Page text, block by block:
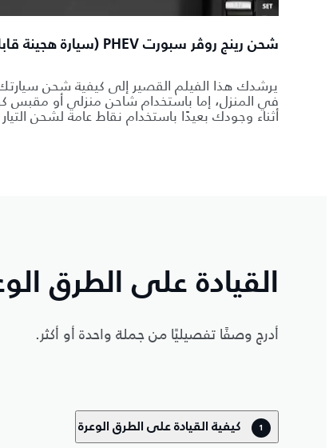
شحن رينج روڤر سبورت PHEV (سيارة هجينة قابلة للشجن الخارجي)
يرشدك هذا الفيلم القصير إلى كيفية شحن سيارتك
في المنزل، إما باستخدام شاحن منزلي أو مقبس
أثناء وجودك بعيدًا باستخدام نقاط عامة لشحن
القيادة على الطرق
أدرج وصفًا تفصيليًا من جملة واحدة أو أكثر.
1 كيفية القيادة على الطرق الوعرة